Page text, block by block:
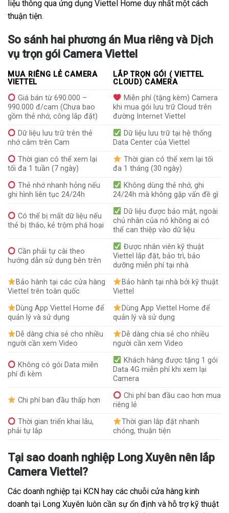
liệu thông qua ứng dụng Viettel Home duy nhất một cách
thuận tiện.
So sánh hai phương án Mua riêng và Dịch
vụ trọn gói Camera Viettel
MUA RIÊNG LẺ CAMERA
VIETTEL
LẮP TRỌN GÓI ( VIETTEL
CLOUD) CAMERA
Giá bán từ 690.000 –
990.000 đ/cam (Chưa bao
gồm thẻ nhớ, công lắp đặt)
Miễn phí (tặng kèm) Camera
khi mua gói lưu trữ Cloud trên
đường Internet Viettel
Dữ liệu lưu trữ trên thẻ
nhớ cắm trên Cam
Dữ liệu lưu trữ tại hệ thống
Data Center của Viettel
Thời gian có thể xem lại
tối đa 1 tuần (7 ngày)
Thời gian có thể xem lại tối
đa 1 tháng (30 ngày)
Thẻ nhớ nhanh hỏng nếu
ghi hình liên tục 24/24h
Không dùng thẻ nhớ, ghi
24/24h mà không gặp vấn đề gì
Có thể bị mất dữ liệu nếu
thẻ bị tháo, kẻ trộm phá hoại
Dữ liệu được bảo mật, ngoài
chủ nhân của nó không ai có
thể can thiệp vào dữ liệu
Cần phải tự cài theo
hướng dẫn sử dụng bên trên
Được nhân viên kỹ thuật
Viettel lắp đặt, bảo trì, bảo
dưỡng miễn phí tại nhà
Bảo hành tại các cửa hàng
Viettel trên toàn quốc
Bảo hành tại nhà bởi kỹ thuật
Viettel
Dùng App Viettel Home để
quản lý và sử dụng
Dùng App Viettel Home để
quản lý và sử dụng
Dễ dàng chia sẻ cho nhiều
người cần xem Video
Dễ dàng chia sẻ cho nhiều
người cần xem Video
Không có gói Data miễn
phí đi kèm
Khách hàng được tặng 1 gói
Data 4G miễn phí khi xem lại
Camera
Chi phí ban đầu thấp hơn
Chi phí ban đầu cao hơn mua
riêng lẻ
Thời gian triển khai lâu,
phải tự lắp
Thời gian lắp đặt nhanh
chóng, thuận tiện
Tại sao doanh nghiệp Long Xuyên nên lắp
Camera Viettel?
Các doanh nghiệp tại KCN hay các chuỗi cửa hàng kinh
doanh tại Long Xuyên luôn cần sự ổn định và hỗ trợ kỹ thuật